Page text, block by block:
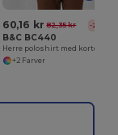
60,16 kr 82,35 kr -27%
B&C BC440
+2 Farver